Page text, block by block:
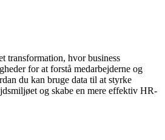
transformation, hvor business
for at forstå medarbejderne og
du kan bruge data til at styrke
og skabe en mere effektiv HR-